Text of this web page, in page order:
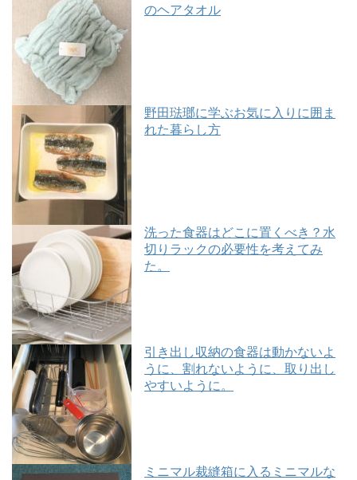
のヘアタオル
野田琺瑯に学ぶお気に入りに囲ま
れた暮らし方
洗った食器はどこに置くべき？水
切りラックの必要性を考えてみ
た。
引き出し収納の食器は動かないよ
うに、割れないように、取り出し
やすいように。
ミニマル裁縫箱に入るミニマルな